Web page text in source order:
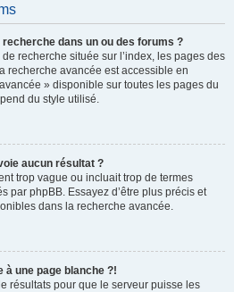
dans un ou des forums ?
recherche située sur l’index, les pages des
recherche avancée est accessible en
» disponible sur toutes les pages du
du style utilisé.
aucun résultat ?
trop vague ou incluait trop de termes
par phpBB. Essayez d’être plus précis et
dans la recherche avancée.
à une page blanche ?!
résultats pour que le serveur puisse les